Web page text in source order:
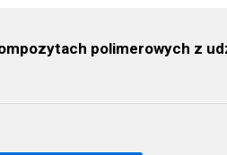
polimerowych z